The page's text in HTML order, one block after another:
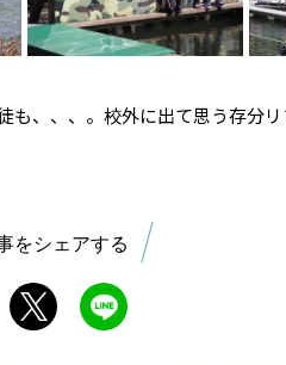
、、、。校外に出て思う存分
をシェアする